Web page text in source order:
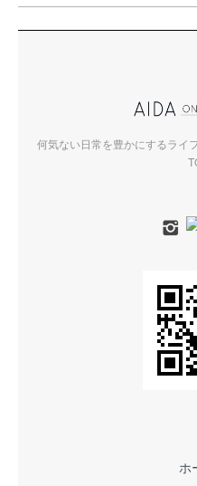
何気ない日常を豊かにするライ
ホ